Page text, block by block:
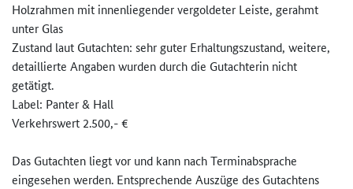
Holzrahmen mit innenliegender vergoldeter Leiste, gerahmt
unter Glas
Zustand laut Gutachten: sehr guter Erhaltungszustand, weitere,
detaillierte Angaben wurden durch die Gutachterin nicht
getätigt.
Label: Panter & Hall
Verkehrswert 2.500,- €
Das Gutachten liegt vor und kann nach Terminabsprache
eingesehen werden. Entsprechende Auszüge des Gutachtens